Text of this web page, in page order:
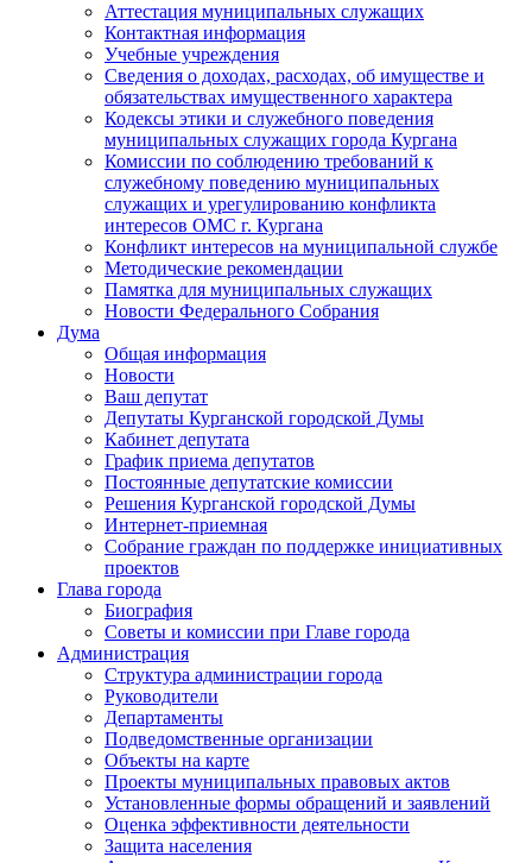
Аттестация муниципальных служащих
Контактная информация
Учебные учреждения
Сведения о доходах, расходах, об имуществе и
обязательствах имущественного характера
Кодексы этики и служебного поведения
муниципальных служащих города Кургана
Комиссии по соблюдению требований к
служебному поведению муниципальных
служащих и урегулированию конфликта
интересов ОМС г. Кургана
Конфликт интересов на муниципальной службе
Методические рекомендации
Памятка для муниципальных служащих
Новости Федерального Cобрания
Дума
Общая информация
Новости
Ваш депутат
Депутаты Курганской городской Думы
Кабинет депутата
График приема депутатов
Постоянные депутатские комиссии
Решения Курганской городской Думы
Интернет-приемная
Собрание граждан по поддержке инициативных
проектов
Глава города
Биография
Советы и комиссии при Главе города
Администрация
Структура администрации города
Руководители
Департаменты
Подведомственные организации
Объекты на карте
Проекты муниципальных правовых актов
Установленные формы обращений и заявлений
Оценка эффективности деятельности
Защита населения